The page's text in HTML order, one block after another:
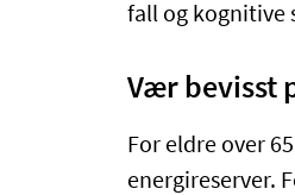
fall og kognitive
Vær bevisst
For eldre over
energireserver.